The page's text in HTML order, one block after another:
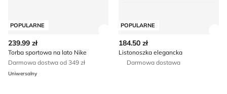
POPULARNE
239.99 zł
Torba sportowa na lato Nike
Darmowa dostwa od 349 zł
Uniwersalny
POPULARNE
184.50 zł
Listonoszka elegancka
Darmowa dostawa